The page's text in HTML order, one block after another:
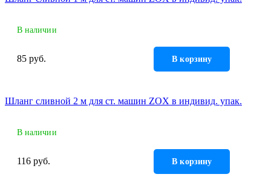
В наличии
85 руб. В корзину
Шланг сливной 2 м для ст. машин ZOX в индивид. упак.
В наличии
116 руб. В корзину